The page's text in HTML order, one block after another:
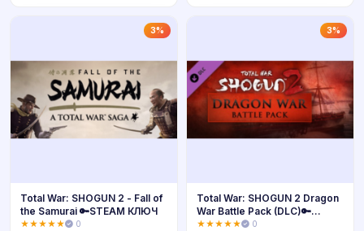
3%
Total War: SHOGUN 2 - Fall of
the Samurai 🔑STEAM КЛЮЧ
★★★★★ 0
3%
Total War: SHOGUN 2 Dragon
War Battle Pack (DLC)🔑
STEAM
★★★★★ 0